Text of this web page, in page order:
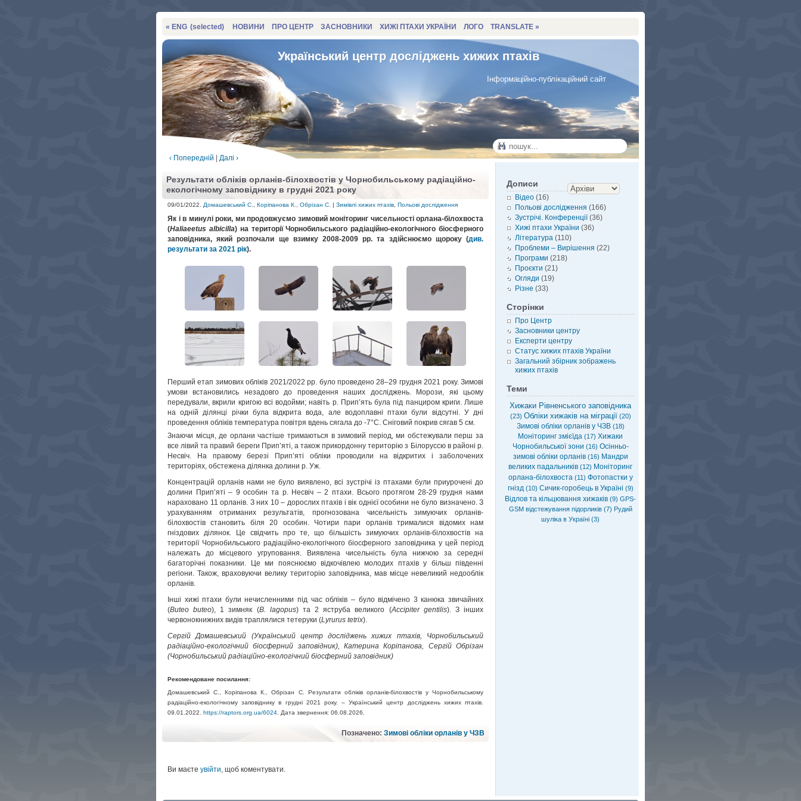
« ENG (selected) НОВИНИ ПРО ЦЕНТР ЗАСНОВНИКИ ХИЖІ ПТАХИ УКРАЇНИ ЛОГО TRANSLATE »
Український центр досліджень хижих птахів
Інформаційно-публікаційний сайт
‹ Попередній Далі ›
Результати обліків орланів-білохвостів у Чорнобильському радіаційно-
екологічному заповіднику в грудні 2021 року
09/01/2022. Домашевський С. Коріпанова К. Обрізан С. | Зимівлі хижих птахів Польові дослідження
Як і в минулі роки, ми продовжуємо зимовий моніторинг чисельності орлана-білохвоста
(Haliaeetus albicilla) на території Чорнобильського радіаційно-екологічного біосферного
заповідника, який розпочали ще взимку 2008-2009 рр. та здійснюємо щороку (див.
результати за 2021 рік).
Перший етап зимових обліків 2021/2022 рр. було проведено 28–29 грудня 2021 року. Зимові
умови встановились незадовго до проведення наших досліджень. Морози, які цьому
передували, вкрили кригою всі водойми; навіть р. Прип’ять була під панциром криги. Лише
на одній ділянці річки була відкрита вода, але водоплавні птахи були відсутні. У дні
проведення обліків температура повітря вдень сягала до -7°С. Сніговий покрив сягав 5 см.
Знаючи місця, де орлани частіше тримаються в зимовий період, ми обстежували перш за
все лівий та правий береги Прип’яті, а також прикордонну територію з Білоруссю в районі р.
Несвіч. На правому березі Прип’яті обліки проводили на відкритих і заболочених
територіях, обстежена ділянка долини р. Уж.
Концентрацій орланів нами не було виявлено, всі зустрічі із птахами були приурочені до
долини Прип’яті – 9 особин та р. Несвіч – 2 птахи. Всього протягом 28-29 грудня нами
нараховано 11 орланів. З них 10 – дорослих птахів і вік однієї особини не було визначено. З
урахуванням отриманих результатів, прогнозована чисельність зимуючих орланів-
білохвостів становить біля 20 особин. Чотири пари орланів трималися відомих нам
гніздових ділянок. Це свідчить про те, що більшість зимуючих орланів-білохвостів на
території Чорнобильського радіаційно-екологічного біосферного заповідника у цей період
належать до місцевого угруповання. Виявлена чисельність була нижчою за середні
багаторічні показники. Це ми пояснюємо відкочівлею молодих птахів у більш південні
регіони. Також, враховуючи велику територію заповідника, мав місце невеликий недооблік
орланів.
Інші хижі птахи були нечисленними під час обліків – було відмічено 3 канюка звичайних
(Buteo buteo), 1 зимняк (B. lagopus) та 2 яструба великого (Accipiter gentilis). З інших
червонокнижних видів траплялися тетеруки (Lyrurus tetrix).
Сергій Домашевський (Український центр досліджень хижих птахів, Чорнобильський
радіаційно-екологічний біосферний заповідник), Катерина Коріпанова, Сергій Обрізан
(Чорнобильський радіаційно-екологічний біосферний заповідник)
Рекомендоване посилання:
Домашевський С., Коріпанова К., Обрізан С. Результати обліків орланів-білохвостів у Чорнобильському
радіаційно-екологічному заповіднику в грудні 2021 року. – Український центр досліджень хижих птахів.
09.01.2022. https://raptors.org.ua/6024 . Дата звернення: 06.08.2026
Позначено: Зимові обліки орланів у ЧЗВ
Ви маєте увійти, щоб коментувати.
Дописи
Відео (16)
Польові дослідження (166)
Зустрічі. Конференції(36)
Хижі птахи України (36)
Література (110)
Проблеми – Вирішення (22)
Програми (218)
Проєкти (21)
Огляди (19)
Різне (33)
Сторінки
Про Центр
Засновники центру
Експерти центру
Статус хижих птахів України
Загальний збірник зображень
хижих птахів
Теми
Хижаки Рівненського заповідника
(23) Обліки хижаків на міграції(20)
Зимові обліки орланів у ЧЗВ(18)
Моніторинг змієїда (17) Хижаки
Чорнобильської зони (16) Осінньо-
зимові обліки орланів(16) Мандри
великих падальників (12) Моніторинг
орлана-білохвоста (11) Фотопастки у
гнізд (10) Сичик-горобець в Україні (9)
Відлов та кільцювання хижаків (9) GPS-
GSM відстежування підорликів(7) Рудий
шуліка в Україні (3)